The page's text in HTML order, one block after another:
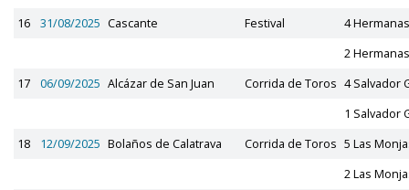
16
31/08/2025 Cascante Festival
4
2
17
06/09/2025 Alcázar de San Juan Corrida de Toros 4 Salvador
1 Salvador
18
12/09/2025 Bolaños de Calatrava Corrida de Toros 5 Las
2 Las